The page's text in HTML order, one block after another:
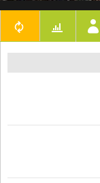
LES BUTEURS
COUPE DES